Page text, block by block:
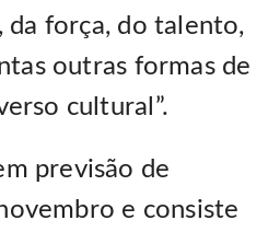
da força, do talento,
outras formas de
cultural”.
previsão de
e consiste